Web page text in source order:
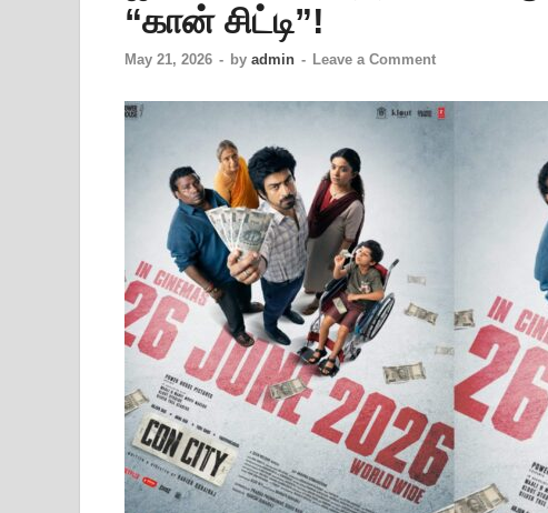
“கான் சிட்டி”!
May 21, 2026 - by admin - Leave a Comment